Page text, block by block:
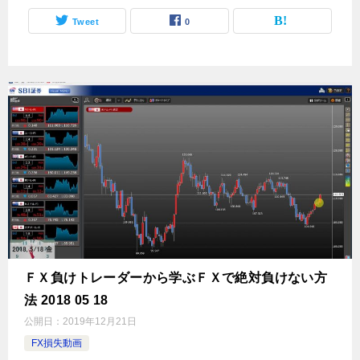
Tweet 0
ＦＸ負けトレーダーから学ぶＦＸで絶対負けない方
法 2018 05 18
公開日： 2019年12月21日
FX損失動画